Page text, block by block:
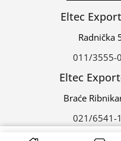
Eltec
Radnička
011/3555-
Eltec
Braće
021/6541-